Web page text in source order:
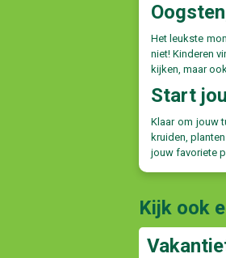
Het leukste
niet! Kinderen
kijken, maar
Start
Klaar om jouw
kruiden,
jouw favoriete
Kijk ook